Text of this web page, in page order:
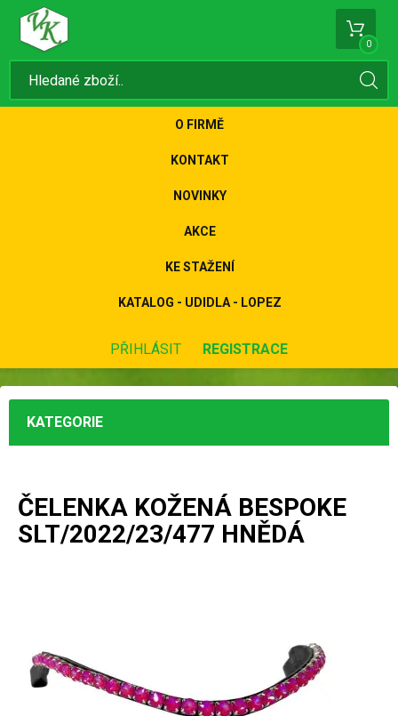
0
O FIRMĚ
KONTAKT
NOVINKY
AKCE
KE STAŽENÍ
KATALOG - UDIDLA - LOPEZ
PŘIHLÁSIT REGISTRACE
KATEGORIE
ČELENKA KOŽENÁ BESPOKE
SLT/2022/23/477 HNĚDÁ